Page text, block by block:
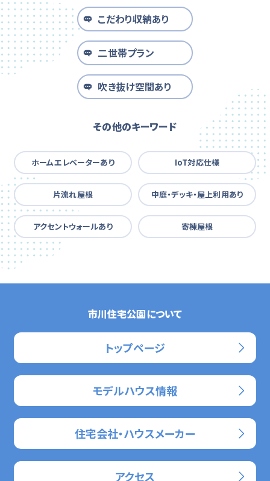
こだわり収納あり
二世帯プラン
吹き抜け空間あり
その他のキーワード
ホームエレベーターあり IoT対応仕様
片流れ屋根 中庭・デッキ・屋上利用あり
アクセントウォールあり 寄棟屋根
市川住宅公園について
トップページ
モデルハウス情報
住宅会社・ハウスメーカー
アクセス